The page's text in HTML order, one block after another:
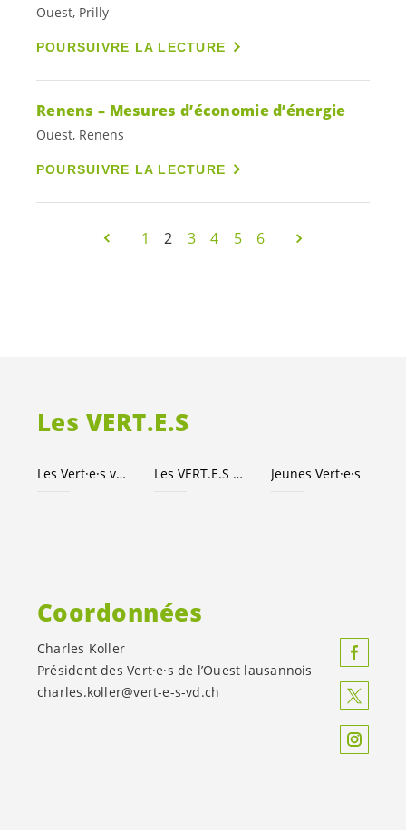
Ouest, Prilly
POURSUIVRE LA LECTURE
Renens – Mesures d’économie d’énergie
Ouest, Renens
POURSUIVRE LA LECTURE
1 2 3 4 5 6
Les VERT.E.S
Les Vert·e·s vaudois·es Les VERT.E.S Jeunes Vert·e·s
Coordonnées
Charles Koller
Président desVert·e·s de l’Ouest lausannois
charles.koller@vert-e-s-vd.ch